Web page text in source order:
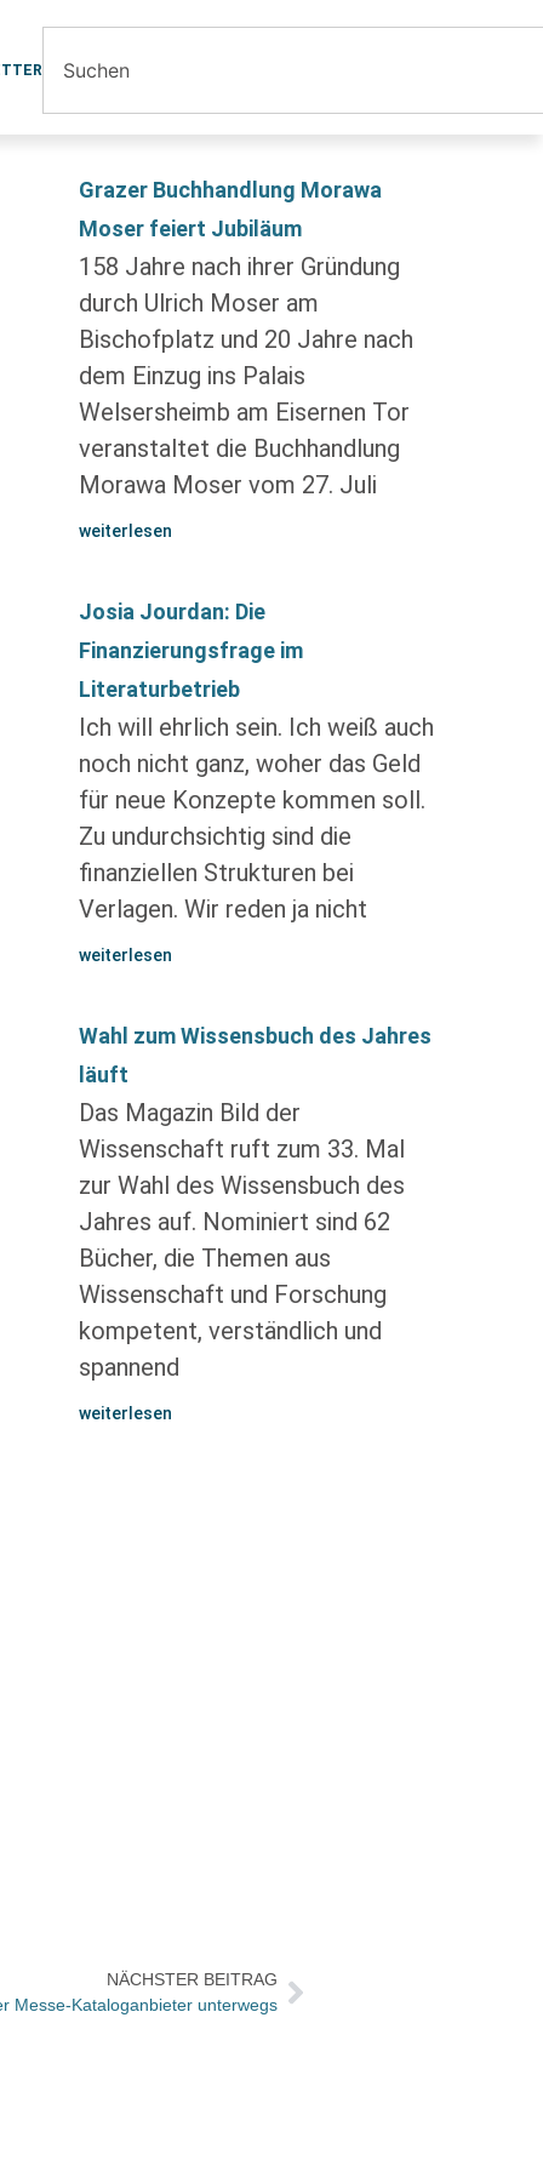
Grazer Buchhandlung Morawa
Moser feiert Jubiläum
158 Jahre nach ihrer Gründung
durch Ulrich Moser am
Bischofplatz und 20 Jahre nach
dem Einzug ins Palais
Welsersheimb am Eisernen Tor
veranstaltet die Buchhandlung
Morawa Moser vom 27. Juli
weiterlesen
Josia Jourdan: Die
Finanzierungsfrage im
Literaturbetrieb
Ich will ehrlich sein. Ich weiß auch
noch nicht ganz, woher das Geld
für neue Konzepte kommen soll.
Zu undurchsichtig sind die
finanziellen Strukturen bei
Verlagen. Wir reden ja nicht
weiterlesen
Wahl zum Wissensbuch des Jahres
läuft
Das Magazin Bild der
Wissenschaft ruft zum 33. Mal
zur Wahl des Wissensbuch des
Jahres auf. Nominiert sind 62
Bücher, die Themen aus
Wissenschaft und Forschung
kompetent, verständlich und
spannend
weiterlesen
NÄCHSTER BEITRAG
Messe-Kataloganbieter unterwegs